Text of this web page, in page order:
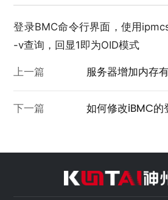
登录BMC命令行界面，使用
-v查询，回显1即为OID模式
上一篇 服务器增加内存
下一篇 如何修改iBMC的